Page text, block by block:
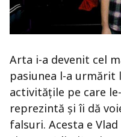
Arta i-a devenit cel
pasiunea l-a urmărit
activitățile pe care
reprezintă și îi dă
falsuri. Acesta e